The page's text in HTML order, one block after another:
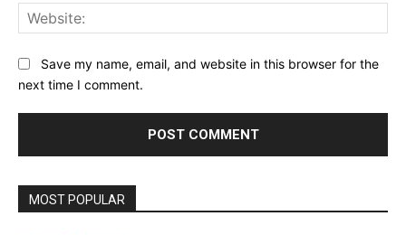
Save my name, email, and website in this browser for the
next time I comment.
MOST POPULAR